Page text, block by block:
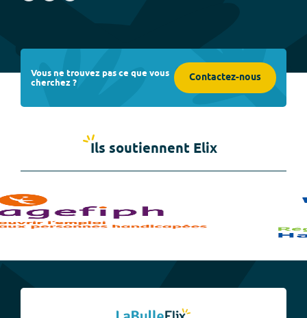
Vous ne trouvez pas ce que vous
cherchez ? Contactez-nous
Ils soutiennent Elix